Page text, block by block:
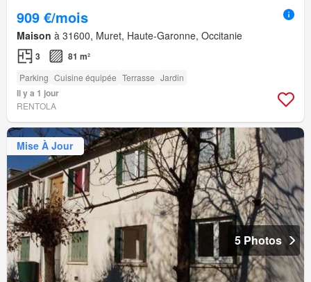
909 €/mois
Maison à 31600, Muret, Haute-Garonne, Occitanie
3 81 m²
Parking Cuisine équipée Terrasse Jardin
Il y a 1 jour
RENTOLA
Mise À Jour
5 Photos